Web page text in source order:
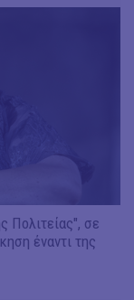
Πολιτείας", σε
έναντι της